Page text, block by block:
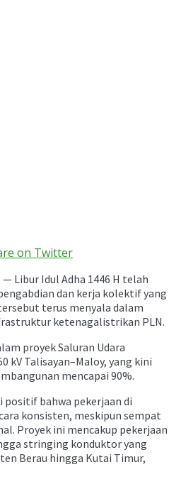
on Twitter
— Libur Idul Adha 1446 H telah
dan kerja kolektif yang
terus menyala dalam
ketenagalistrikan PLN.
proyek Saluran Udara
kV Talisayan–Maloy, yang kini
mencapai 90%.
positif bahwa pekerjaan di
konsisten, meskipun sempat
Proyek ini mencakup pekerjaan
stringing konduktor yang
Berau hingga Kutai Timur,